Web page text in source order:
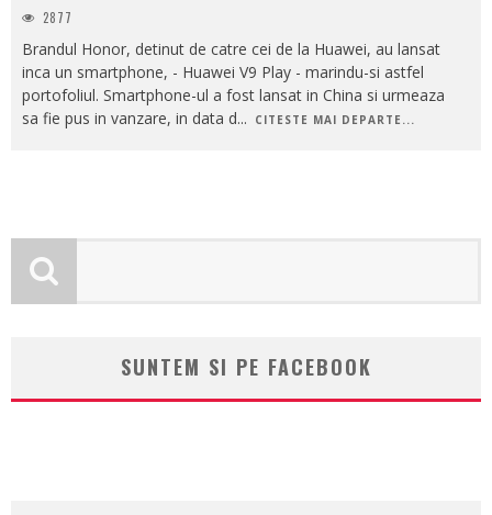
2877
Brandul Honor, detinut de catre cei de la Huawei, au lansat
inca un smartphone, - Huawei V9 Play - marindu-si astfel
portofoliul. Smartphone-ul a fost lansat in China si urmeaza
sa fie pus in vanzare, in data d... CITESTE MAI DEPARTE...
SUNTEM SI PE FACEBOOK